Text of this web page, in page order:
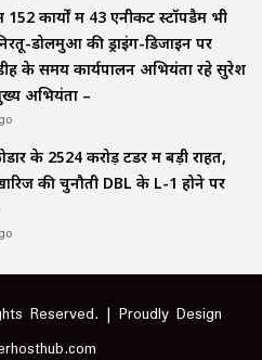
152 कार्यों में 43 एनीकट स्टॉपडैम भी
डोलमुआ की ड्राइंग-डिजाइन पर
के समय कार्यपालन अभियंता रहे सुरेश
अभियंता –
के ₹2524 करोड़ टेंडर में बड़ी राहत,
की चुनौती DBL के L-1 होने पर
Reserved. | Proudly Design